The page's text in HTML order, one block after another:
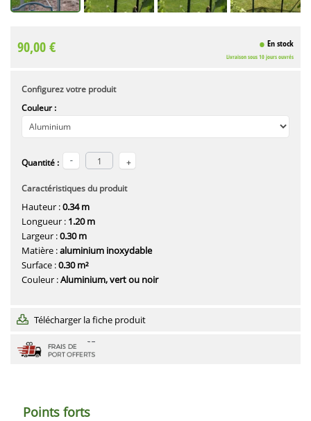
90,00 € En stock
Livraison sous 10 jours ouvrés
Configurez votre produit
Couleur :
Quantité :
Caractéristiques du produit
Hauteur :0.34 m
Longueur : 1.20 m
Largeur :0.30 m
Matière :aluminium inoxydable
Surface :0.30 m²
Couleur :Aluminium, vert ou noir
Télécharger la fiche produit
Points forts